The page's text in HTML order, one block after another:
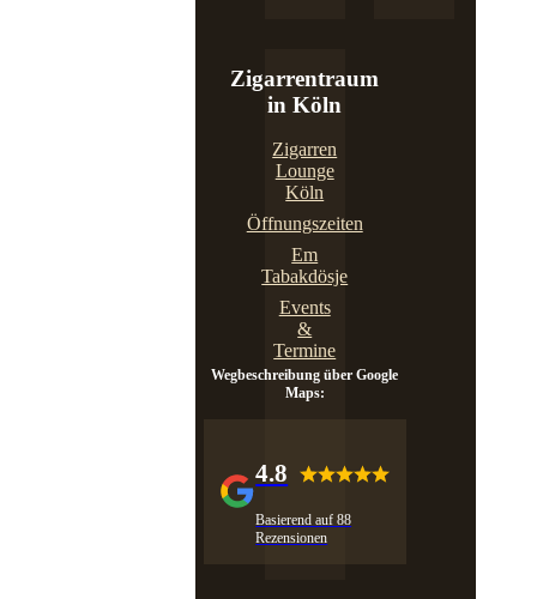
Zigarrentraum
in Köln
Zigarren
Lounge
Köln
Öffnungszeiten
Em
Tabakdösje
Events
&
Termine
Wegbeschreibung über Google
Maps:
4.8
Basierend auf 88
Rezensionen